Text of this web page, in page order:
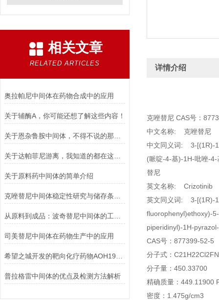
相关文章
RELATED ARTICLES
奥拉帕尼中间体在药物合成中的应用
关于辅酶A，你可能还想了解这些内容！
关于达帕菲尼游离，我知道的都在这儿了！
关于原料药中间体的简单介绍
司美替尼中间体在药物生产中的应用
普拉格雷中间体的优点及检测方法解析
详情介绍
克唑替尼 CAS号：
中文名称: 克唑替尼
中文同义词: 3-[(1R)-
(哌啶-4-基)-1H-吡唑-
替尼
英文名称: Crizotinib
英文同义词: 3-[(1R)-
fluorophenyl)ethoxy)-
piperidinyl)-1H-
CAS号：877399-52-5
分子式：
分子量：450.33700
精确质量：449.11900
密度：1.475g/cm3